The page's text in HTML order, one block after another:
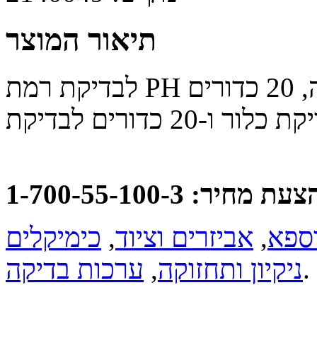
תיאור המוצר
לבדיקת רמת PH וכלור. הערכה כוללת, מד בדיקה, 20 כדורים
1-700-55-100-3
, אביזרים וציוד, כימיקלים
ניקיון ותחזוקה, ערכות בדיקה .